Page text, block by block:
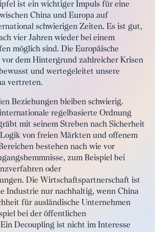
ist ein wichtiger Impuls für eine
China und Europa auf
schwierigen Zeiten. Es ist gut,
vier Jahren wieder bei einem
möglich sind. Die Europäische
vor dem Hintergrund zahlreicher Krisen
und wertegeleitet unsere
vertreten.
Beziehungen bleiben schwierig.
regelbasierte Ordnung
mit seinem Streben nach Sicherheit
von freien Märkten und offenem
bestehen nach wie vor
zum Beispiel bei
oder
Die Wirtschaftspartnerschaft ist
Industrie nur nachhaltig, wenn China
für ausländische Unternehmen
bei der öffentlichen
Decoupling ist nicht im Interesse